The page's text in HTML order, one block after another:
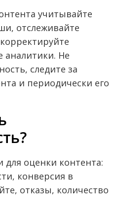
учитывайте
отслеживайте
аналитики. Не
следите за
и периодически его
для оценки контента:
конверсия в
отказы, количество